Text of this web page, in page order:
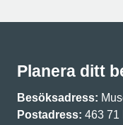
Planera ditt
Besöksadress:
Postadress: 463 71